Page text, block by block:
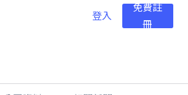
登入
免費註
冊